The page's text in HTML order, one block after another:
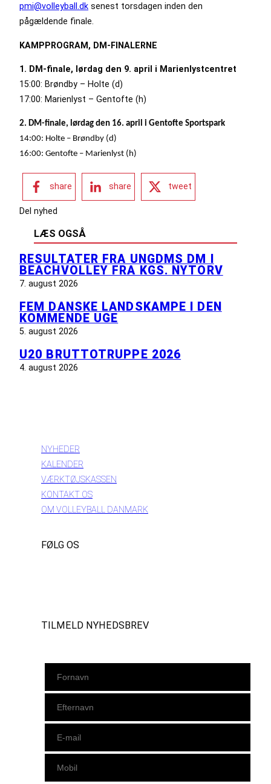
pmi@volleyball.dk senest torsdagen inden den
pågældende finale.
KAMPPROGRAM, DM-FINALERNE
1. DM-finale, lørdag den 9. april i Marienlystcentret
15:00: Brøndby – Holte (d)
17:00: Marienlyst – Gentofte (h)
2. DM-finale, lørdag den 16. april i Gentofte Sportspark
14:00: Holte – Brøndby (d)
16:00: Gentofte – Marienlyst (h)
share share tweet
Del nyhed
LÆS OGSÅ
RESULTATER FRA UNGDMS DM I
BEACHVOLLEY FRA KGS. NYTORV
7. august 2026
FEM DANSKE LANDSKAMPE I DEN
KOMMENDE UGE
5. august 2026
U20 BRUTTOTRUPPE 2026
4. august 2026
NYHEDER
KALENDER
VÆRKTØJSKASSEN
KONTAKT OS
OM VOLLEYBALL DANMARK
FØLG OS
TILMELD NYHEDSBREV